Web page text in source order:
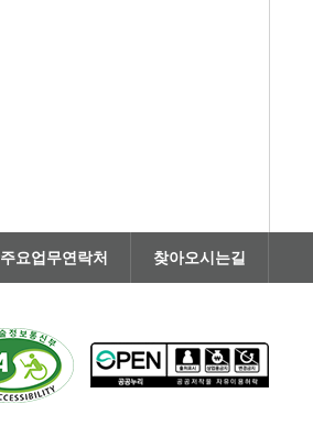
주요업무연락처 찾아오시는길